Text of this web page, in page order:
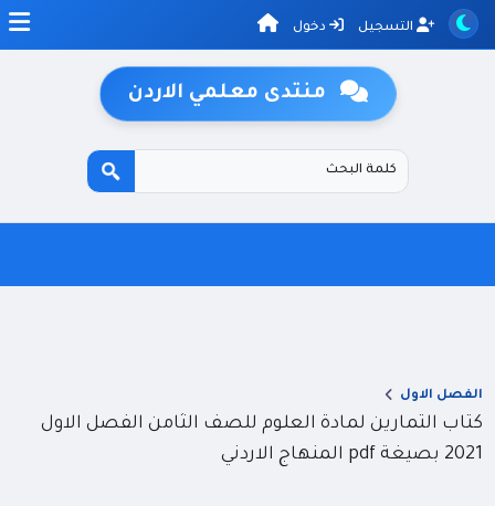
التسجيل دخول
منتدى معلمي الاردن
الفصل الاول
كتاب التمارين لمادة العلوم للصف الثامن الفصل الاول
2021 بصيغة pdf المنهاج الاردني